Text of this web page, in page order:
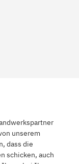
unserem
dass die
schicken, auch